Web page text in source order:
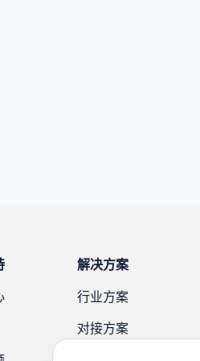
解决方案
行业方案
对接方案